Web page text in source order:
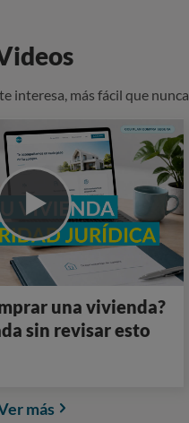
interesa, más fácil que nunca
una vivienda?
sin revisar esto
más